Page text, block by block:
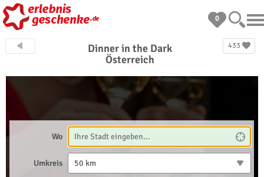
0
433
Dinner in the Dark
Österreich
Wo
Umkreis 50 km